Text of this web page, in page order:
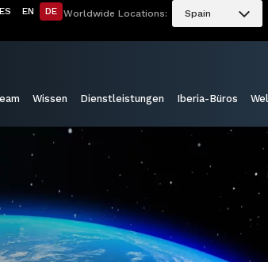
ES EN DE Worldwide Locations: Spain
Wissen Dienstleistungen Iberia-Büros